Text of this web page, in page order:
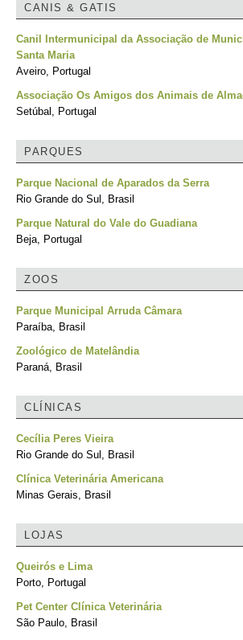
CANIS & GATIS
Canil Intermunicipal da Associação de
Santa Maria
Aveiro, Portugal
Associação Os Amigos dos Animais de
Setúbal, Portugal
PARQUES
Parque Nacional de Aparados da Serra
Rio Grande do Sul, Brasil
Parque Natural do Vale do Guadiana
Beja, Portugal
ZOOS
Parque Municipal Arruda Câmara
Paraíba, Brasil
Zoológico de Matelândia
Paraná, Brasil
CLÍNICAS
Cecília Peres Vieira
Rio Grande do Sul, Brasil
Clínica Veterinária Americana
Minas Gerais, Brasil
LOJAS
Queirós e Lima
Porto, Portugal
Pet Center Clínica Veterinária
São Paulo, Brasil